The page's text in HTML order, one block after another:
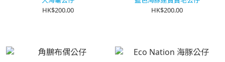
HK$200.00
HK$200.00